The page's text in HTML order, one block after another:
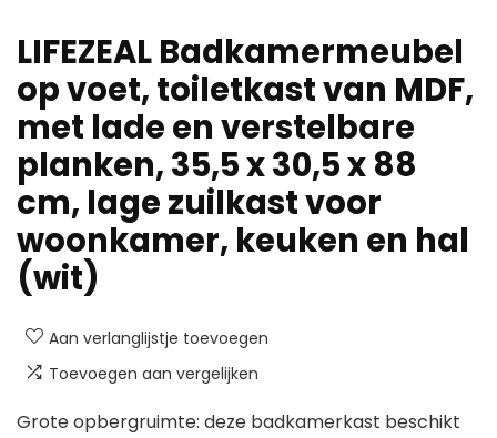
LIFEZEAL Badkamermeubel
op voet, toiletkast van MDF,
met lade en verstelbare
planken, 35,5 x 30,5 x 88
cm, lage zuilkast voor
woonkamer, keuken en hal
(wit)
Aan verlanglijstje toevoegen
Toevoegen aan vergelijken
Grote opbergruimte: deze badkamerkast beschikt